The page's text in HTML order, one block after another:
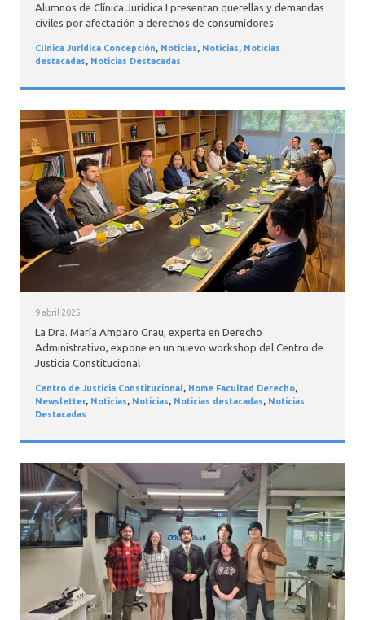
Alumnos de Clínica Jurídica I presentan querellas y demandas
civiles por afectación a derechos de consumidores
Clínica Jurídica Concepción, Noticias, Noticias, Noticias
destacadas, Noticias Destacadas
9 abril 2025
La Dra. María Amparo Grau, experta en Derecho
Administrativo, expone en un nuevo workshop del Centro de
Justicia Constitucional
Centro de Justicia Constitucional, Home Facultad Derecho,
Newsletter, Noticias, Noticias, Noticias destacadas, Noticias
Destacadas